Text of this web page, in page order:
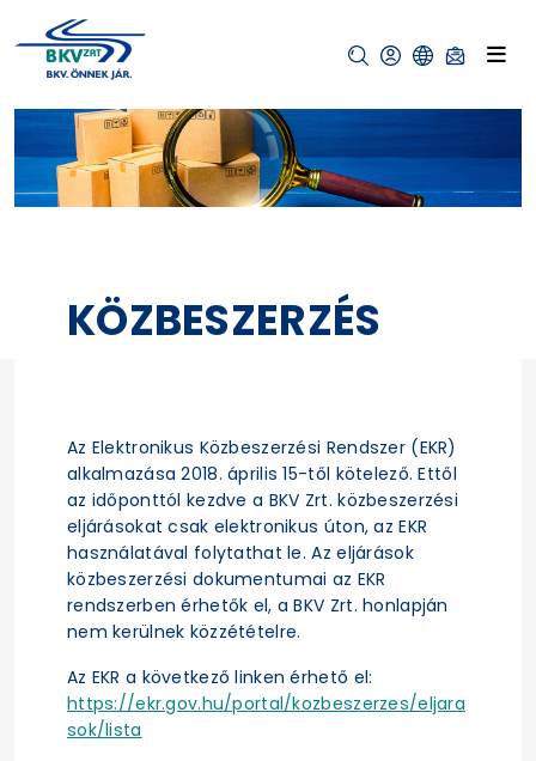
KÖZBESZERZÉS
Az Elektronikus Közbeszerzési Rendszer (EKR)
alkalmazása 2018. április 15-től kötelező. Ettől
az időponttól kezdve a BKV Zrt. közbeszerzési
eljárásokat csak elektronikus úton, az EKR
használatával folytathat le. Az eljárások
közbeszerzési dokumentumai az EKR
rendszerben érhetők el, a BKV Zrt. honlapján
nem kerülnek közzétételre.
Az EKR a következő linken érhető el:
https://ekr.gov.hu/portal/kozbeszerzes/eljara
sok/lista